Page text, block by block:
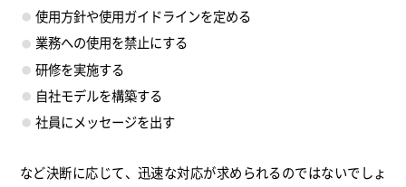
使用方針や使用ガイドラインを定める
業務への使用を禁止にする
研修を実施する
自社モデルを構築する
社員にメッセージを出す
など決断に応じて、迅速な対応が求められるのではないでしょ